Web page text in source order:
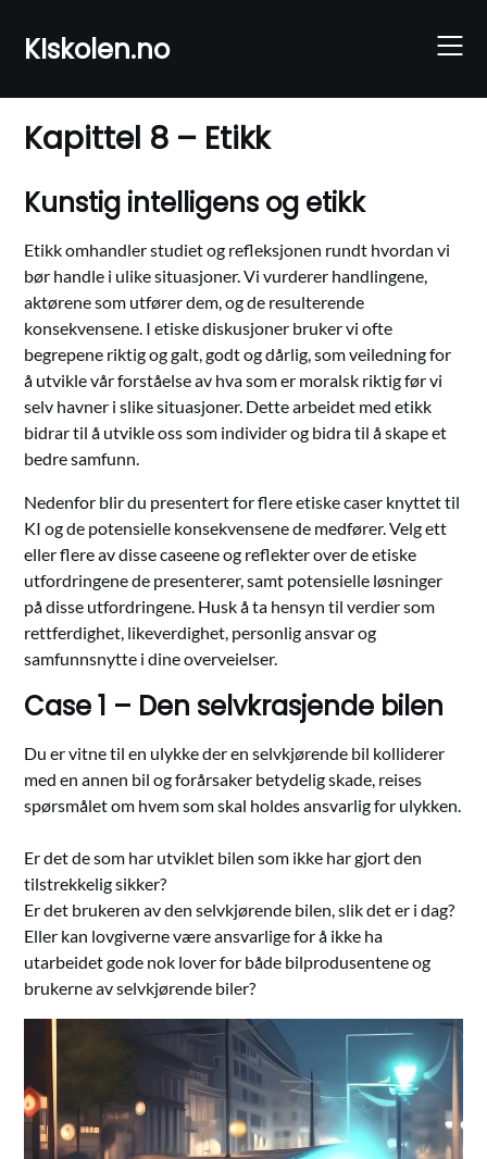
contentKIskolen.no
Kapittel 8 – Etikk
Kunstig intelligens og etikk
Etikk omhandler studiet og refleksjonen rundt hvordan vi
bør handle i ulike situasjoner. Vi vurderer handlingene,
aktørene som utfører dem, og de resulterende
konsekvensene. I etiske diskusjoner bruker vi ofte
begrepene riktig og galt, godt og dårlig, som veiledning for
å utvikle vår forståelse av hva som er moralsk riktig før vi
selv havner i slike situasjoner. Dette arbeidet med etikk
bidrar til å utvikle oss som individer og bidra til å skape et
bedre samfunn.
Nedenfor blir du presentert for flere etiske caser knyttet til
KI og de potensielle konsekvensene de medfører. Velg ett
eller flere av disse caseene og reflekter over de etiske
utfordringene de presenterer, samt potensielle løsninger
på disse utfordringene. Husk å ta hensyn til verdier som
rettferdighet, likeverdighet, personlig ansvar og
samfunnsnytte i dine overveielser.
Case 1 – Den selvkrasjende bilen
Du er vitne til en ulykke der en selvkjørende bil kolliderer
med en annen bil og forårsaker betydelig skade, reises
spørsmålet om hvem som skal holdes ansvarlig for ulykken.
Er det de som har utviklet bilen som ikke har gjort den
tilstrekkelig sikker?
Er det brukeren av den selvkjørende bilen, slik det er i dag?
Eller kan lovgiverne være ansvarlige for å ikke ha
utarbeidet gode nok lover for både bilprodusentene og
brukerne av selvkjørende biler?